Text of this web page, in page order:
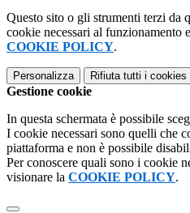
Questo sito o gli strumenti terzi da
cookie necessari al
COOKIE POLICY.
Personalizza Rifiuta tutti i cookies
Gestione cookie
In questa schermata è possibile
I cookie necessari sono quelli che
piattaforma e non è possibile
Per conoscere quali sono i cookie
visionare la COOKIE POLICY.